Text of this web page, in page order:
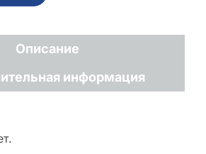
Описание
информация